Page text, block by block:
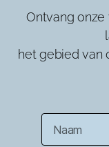
Ontvang
het gebied van